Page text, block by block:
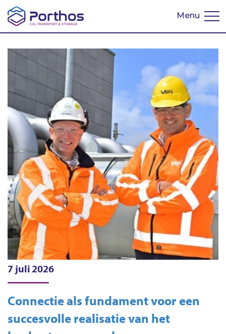
Menu
English
7 juli 2026
Connectie als fundament voor een
succesvolle realisatie van het